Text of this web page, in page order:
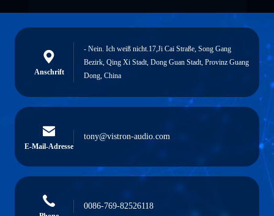
Anschrift
- Nein. Ich weiß nicht.17,Ji Cai Straße, Song Gang
Bezirk, Qing Xi Stadt, Dong Guan Stadt, Provinz Guang
Dong, China
E-Mail-Adresse
tony@vistron-audio.com
0086-769-82526118